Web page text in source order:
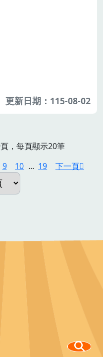
更新日期：115-08-02
，每頁顯示20筆
9 10 ... 19 下一頁